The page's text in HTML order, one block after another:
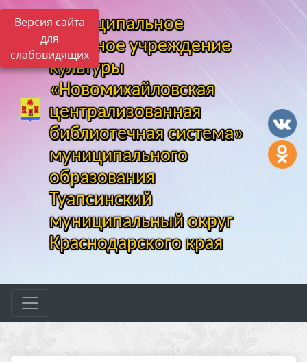
Версия сайта
для
слабовидящих
Муниципальное
казенное учреждение
культуры
«Новомихайловская
централизованная
библиотечная система»
муниципального
образования
Туапсинский
муниципальный округ
Краснодарского края